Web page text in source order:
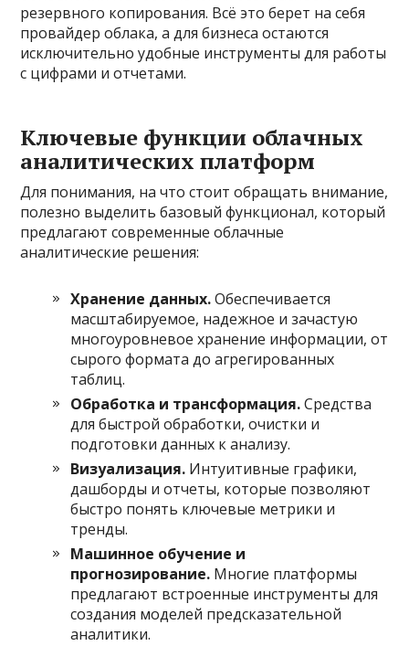
резервного копирования. Всё это берет на себя
провайдер облака, а для бизнеса остаются
исключительно удобные инструменты для работы
с цифрами и отчетами.
Ключевые функции облачных
аналитических платформ
Для понимания, на что стоит обращать внимание,
полезно выделить базовый функционал, который
предлагают современные облачные
аналитические решения:
Хранение данных.Обеспечивается
масштабируемое, надежное и зачастую
многоуровневое хранение информации, от
сырого формата до агрегированных
таблиц.
Обработка и трансформация.Средства
для быстрой обработки, очистки и
подготовки данных к анализу.
Визуализация. Интуитивные графики,
дашборды и отчеты, которые позволяют
быстро понять ключевые метрики и
тренды.
Машинное обучение и
прогнозирование. Многие платформы
предлагают встроенные инструменты для
создания моделей предсказательной
аналитики.